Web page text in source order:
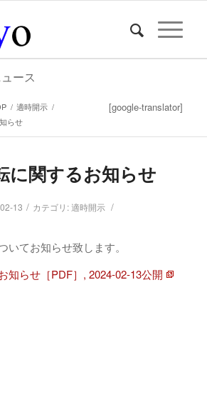
ース
[google-translator]
/ 適時開示 /
らせ
に関するお知らせ
13 / カテゴリ: 適時開示 /
いてお知らせ致します。
知らせ［PDF］, 2024-02-13公開